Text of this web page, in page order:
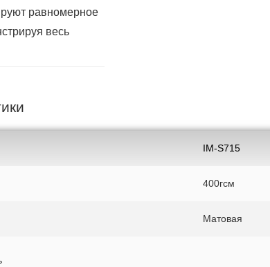
равномерное
весь
IM-S715
400гсм
Матовая